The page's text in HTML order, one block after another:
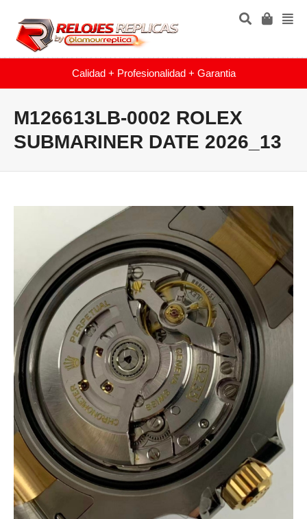
Calidad + Profesionalidad + Garantia
M126613LB-0002 ROLEX
SUBMARINER DATE 2026_13